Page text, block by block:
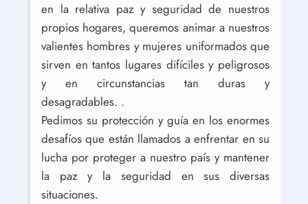
en la relativa paz y seguridad de nuestros
propios hogares, queremos animar a nuestros
valientes hombres y mujeres uniformados que
sirven en tantos lugares difíciles y peligrosos
y en circunstancias tan duras y
desagradables. .
Pedimos su protección y guía en los enormes
desafíos que están llamados a enfrentar en su
lucha por proteger a nuestro país y mantener
la paz y la seguridad en sus diversas
situaciones.